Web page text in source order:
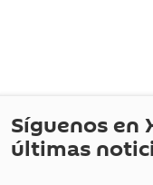
Síguenos en
últimas